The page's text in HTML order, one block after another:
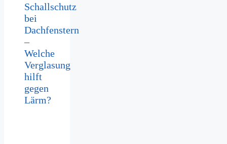
Schallschutz
bei
Dachfenstern
–
Welche
Verglasung
hilft
gegen
Lärm?